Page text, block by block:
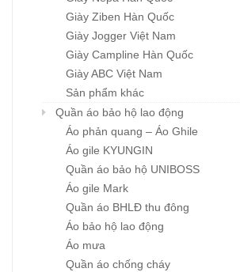
Giày Ziben Hàn Quốc
Giày Jogger Việt Nam
Giày Campline Hàn Quốc
Giày ABC Việt Nam
Sản phẩm khác
Quần áo bảo hộ lao động
Áo phản quang – Áo Ghile
Áo gile KYUNGIN
Quần áo bảo hộ UNIBOSS
Áo gile Mark
Quần áo BHLĐ thu đông
Áo bảo hộ lao động
Áo mưa
Quần áo chống cháy